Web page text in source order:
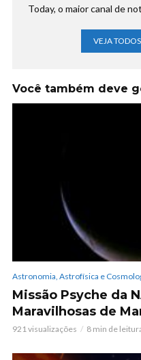
Today, o maior canal de
VEJA
Você também deve
Astronomia, Astrofísica e
Missão Psyche da
Maravilhosas de
921 visualizações 8 min de